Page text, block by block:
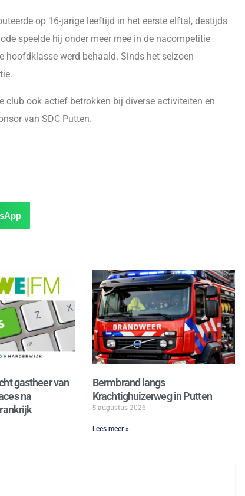
op 16-jarige leeftijd in het eerste elftal, destijds
speelde hij onder meer mee in de nacompetitie
hoofdklasse werd behaald. Sinds het seizoen
club ook actief betrokken bij diverse activiteiten en
van SDC Putten.
gastheer van
na
Bermbrand langs
Krachtighuizerweg in Putten
5 augustus 2026
Lees meer »